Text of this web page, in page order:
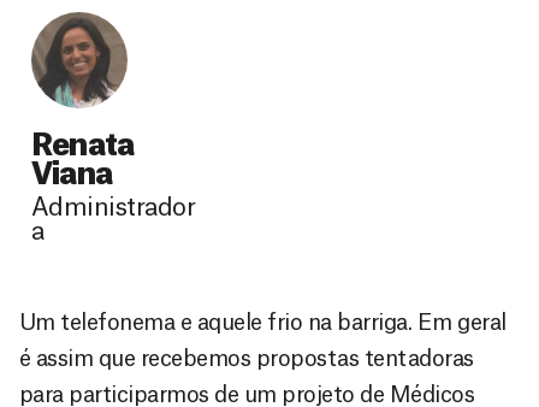
Renata
Viana
Administrador
a
Um telefonema e aquele frio na barriga. Em geral
é assim que recebemos propostas tentadoras
para participarmos de um projeto de Médicos